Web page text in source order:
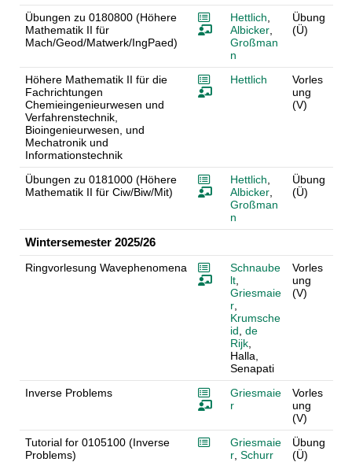
Übungen zu 0180800 (Höhere
Mathematik II für
Mach/Geod/Matwerk/IngPaed)
Hettlich
Albicker,
Großman
n
Übung
(Ü)
Höhere Mathematik II für die
Fachrichtungen
Chemieingenieurwesen und
Verfahrenstechnik,
Bioingenieurwesen, und
Mechatronik und
Informationstechnik
Hettlich
Vorles
ung
(V)
Übungen zu 0181000 (Höhere
Mathematik II für Ciw/Biw/Mit)
Hettlich
Albicker,
Großman
n
Übung
(Ü)
Wintersemester 2025/26
Ringvorlesung Wavephenomena
Schnaube
lt,
Griesmaie
r,
Krumsche
id de
Rijk,
Halla,
Senapati
Vorles
ung
(V)
Inverse Problems
Griesmaie
r
Vorles
ung
(V)
Tutorial for 0105100 (Inverse
Problems)
Griesmaie
r, Schurr
Übung
(Ü)